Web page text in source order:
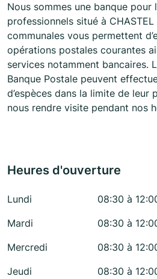
Nous sommes une banque
professionnels situé à
communales vous permettent
opérations postales courantes
services notamment bancaires.
Banque Postale peuvent
d’espèces dans la limite de leur
nous rendre visite pendant nos
Heures d'ouverture
Lundi
08:30 à
Mardi
08:30 à
Mercredi
08:30 à
Jeudi
08:30 à